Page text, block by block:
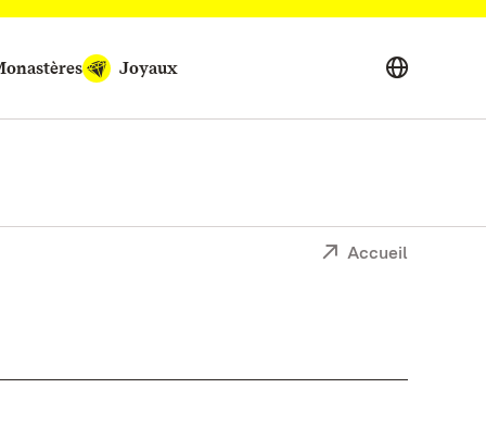
Joyaux
Accueil